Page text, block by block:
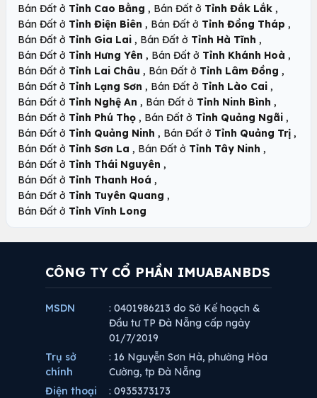
Bán Đất ở Tỉnh Cao Bằng , Bán Đất ở Tỉnh Đắk Lắk ,
Bán Đất ở Tỉnh Điện Biên , Bán Đất ở Tỉnh Đồng Tháp ,
Bán Đất ở Tỉnh Gia Lai , Bán Đất ở Tỉnh Hà Tĩnh ,
Bán Đất ở Tỉnh Hưng Yên , Bán Đất ở Tỉnh Khánh Hoà ,
Bán Đất ở Tỉnh Lai Châu , Bán Đất ở Tỉnh Lâm Đồng ,
Bán Đất ở Tỉnh Lạng Sơn , Bán Đất ở Tỉnh Lào Cai ,
Bán Đất ở Tỉnh Nghệ An , Bán Đất ở Tỉnh Ninh Bình ,
Bán Đất ở Tỉnh Phú Thọ , Bán Đất ở Tỉnh Quảng Ngãi ,
Bán Đất ở Tỉnh Quảng Ninh , Bán Đất ở Tỉnh Quảng Trị ,
Bán Đất ở Tỉnh Sơn La , Bán Đất ở Tỉnh Tây Ninh ,
Bán Đất ở Tỉnh Thái Nguyên ,
Bán Đất ở Tỉnh Thanh Hoá ,
Bán Đất ở Tỉnh Tuyên Quang ,
Bán Đất ở Tỉnh Vĩnh Long
CÔNG TY CỔ PHẦN IMUABANBDS
MSDN
: 0401986213 do Sở Kế hoạch &
Đầu tư TP Đà Nẵng cấp ngày
01/7/2019
Trụ sở
chính
: 16 Nguyễn Sơn Hà, phường Hòa
Cường, tp Đà Nẵng
Điện thoại
: 0935373173